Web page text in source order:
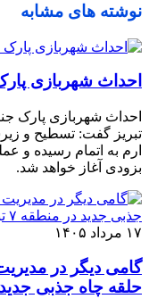
نوشته های مشابه
احداث شهربازی
تبریز گفت: تسطیح و
ارم به اتمام رسیده و
بزودی آغاز خواهد شد.
۱۷ مرداد ۱۴۰۵
حلقه چاه جذبی جدید در